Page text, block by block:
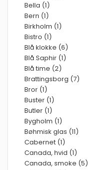
Bella (1)
Bern (1)
Birkholm (1)
Bistro (1)
Blå klokke (6)
Blå Saphir (1)
Blå time (2)
Brattingsborg (7)
Bror (1)
Buster (1)
Butler (1)
Bygholm (1)
Bøhmisk glas (11)
Cabernet (1)
Canada, hvid (1)
Canada, smoke (5)